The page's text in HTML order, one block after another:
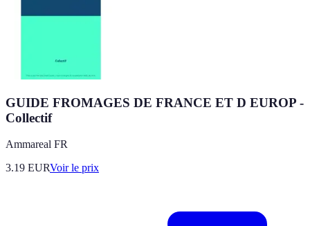
GUIDE FROMAGES DE FRANCE ET D EUROP -
Collectif
Ammareal FR
3.19 EURVoir le prix